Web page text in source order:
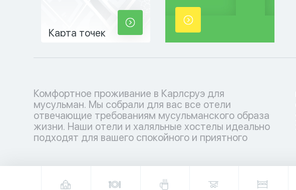
Карта точек
Комфортное проживание в Карлсруэ для
мусульман. Мы собрали для вас все отели
отвечающие требованиям мусульманского образа
жизни. Наши отели и халяльные хостелы идеально
подходят для вашего спокойного и приятного
пребывания, с молельными залами. Забронируйте
свой номер или место прямо сейчас на нашем
удобном сайте и наслаждайтесь проживанием в